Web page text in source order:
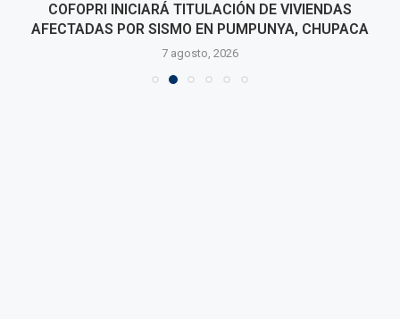
COFOPRI INICIARÁ TITULACIÓN DE VIVIENDAS
AFECTADAS POR SISMO EN PUMPUNYA, CHUPACA
7 agosto, 2026